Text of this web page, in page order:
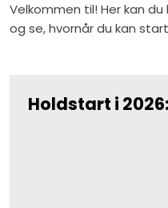
Velkommen til! Her kan
og se, hvornår du kan
Holdstart i 2026: